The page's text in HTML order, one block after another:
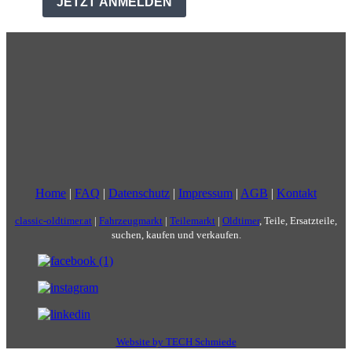
Home | FAQ | Datenschutz | Impressum | AGB | Kontakt
classic-oldtimer.at | Fahrzeugmarkt | Teilemarkt | Oldtimer, Teile, Ersatzteile,
suchen, kaufen und verkaufen.
Website by TECH Schmiede